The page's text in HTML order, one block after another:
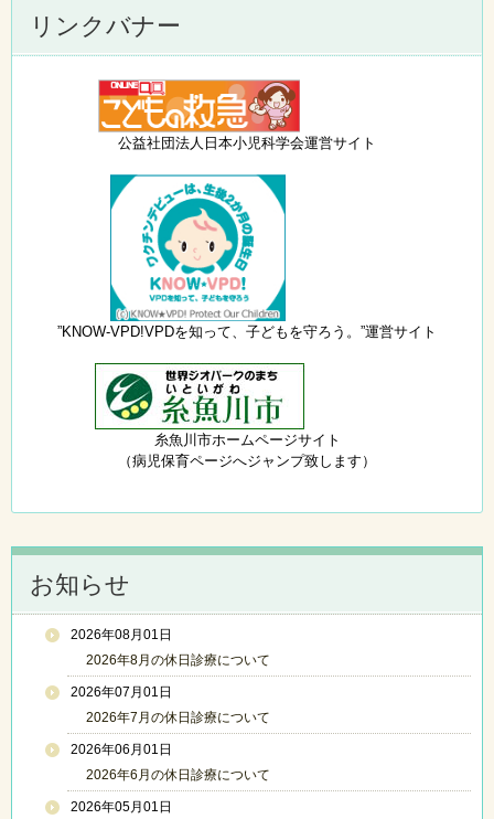
リンクバナー
公益社団法人日本小児科学会運営サイト
”KNOW-VPD!VPDを知って、子どもを守ろう。”運営サイト
糸魚川市ホームページサイト
（病児保育ページへジャンプ致します）
お知らせ
2026年08月01日
2026年8月の休日診療について
2026年07月01日
2026年7月の休日診療について
2026年06月01日
2026年6月の休日診療について
2026年05月01日